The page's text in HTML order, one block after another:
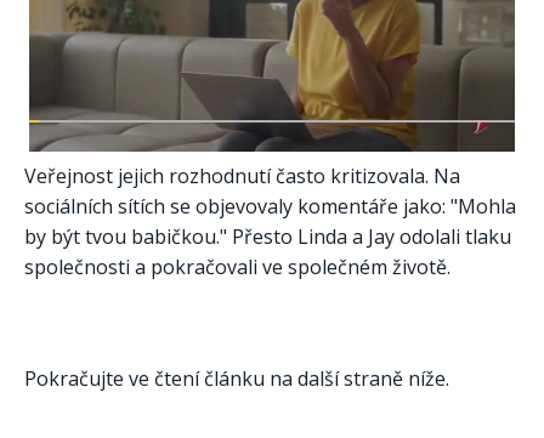
Veřejnost jejich rozhodnutí často kritizovala. Na
sociálních sítích se objevovaly komentáře jako: "Mohla
by být tvou babičkou." Přesto Linda a Jay odolali tlaku
společnosti a pokračovali ve společném životě.
Pokračujte ve čtení článku na další straně níže.